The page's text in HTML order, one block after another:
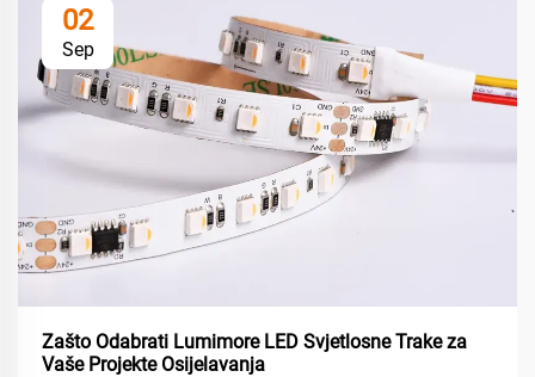
02
Sep
Zašto Odabrati Lumimore LED Svjetlosne Trake za
Vaše Projekte Osijelavanja